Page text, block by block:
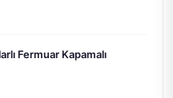
Fermuar Kapamalı